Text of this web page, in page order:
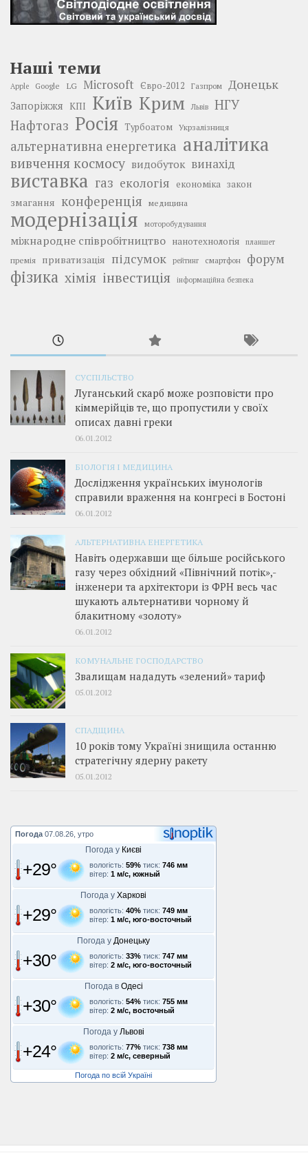
Наші теми
Apple Google LG Microsoft Євро-2012 Газпром Донецьк
Запоріжжя КПІ Київ Крим Львів
НГУ
Нафтогаз Росія Турбоатом Укрзалізниця
альтернативна енергетика аналітика
вивчення космосу видобуток винахід
виставка газ екологія економіка закон
змагання конференція медицина
модернізація моторобудування
міжнародне співробітництво нанотехнологія планшет
премія приватизація підсумок рейтинг смартфон форум
фізика хімія інвестиція інформаційна безпека
СУСПІЛЬСТВО
Луганський скарб може розповісти про
кіммерійців те, що пропустили у своїх
описах давні греки
06.01.2012
БІОЛОГІЯ І МЕДИЦИНА
Дослідження українських імунологів
справили враження на конгресі в Бостоні
06.01.2012
АЛЬТЕРНАТИВНА ЕНЕРГЕТИКА
Навіть одержавши ще більше російського
газу через обхідний «Північний потік»,­
інженери та архітектори із ФРН весь час
шукають альтернативи чорному й
блакитному «золоту»
06.01.2012
КОМУНАЛЬНЕ ГОСПОДАРСТВО
Звалищам нададуть «зелений» тариф
05.01.2012
СПАДЩИНА
10 років тому Україні знищила останню
стратегічну ядерну ракету
05.01.2012
Погода 07.08.26, утро
Погода у Києві
+29° вологість: 59% тиск: 746 мм
вітер: 1 м/с, южный
Погода у Харкові
+29° вологість: 40% тиск: 749 мм
вітер: 1 м/с, юго-восточный
Погода у Донецьку
+30° вологість: 33% тиск: 747 мм
вітер: 2 м/с, юго-восточный
Погода в Одесі
+30° вологість: 54% тиск: 755 мм
вітер: 2 м/с, восточный
Погода у Львові
+24° вологість: 77% тиск: 738 мм
вітер: 2 м/с, северный
Погода по всій Україні